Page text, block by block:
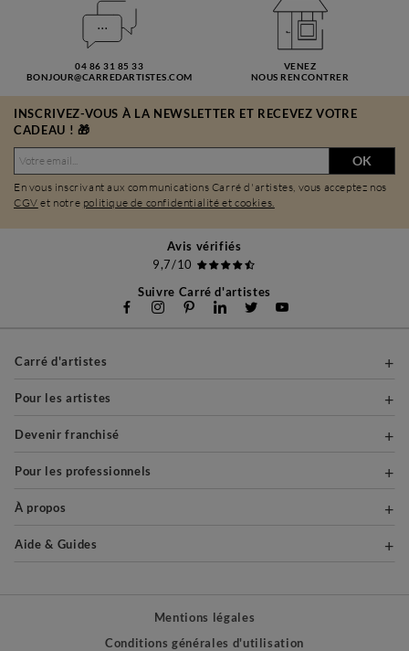
04 86 31 85 33
BONJOUR@CARREDARTISTES.COM
VENEZ
NOUS RENCONTRER
INSCRIVEZ-VOUS À LA NEWSLETTER ET RECEVEZ VOTRE
CADEAU ! 🎁
OK
En vous inscrivant aux communications Carré d'artistes, vous acceptez nos
CGV et notre politique de confidentialité et cookies.
Avis vérifiés
9,7/10
Suivre Carré d'artistes
Carré d'artistes
Pour les artistes
Devenir franchisé
Pour les professionnels
À propos
Aide & Guides
Mentions légales
Conditions générales d'utilisation